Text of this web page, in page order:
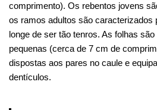
comprimento). Os rebentos jovens
os ramos adultos são caracterizados
longe de ser tão tenros. As folhas
pequenas (cerca de 7 cm de
dispostas aos pares no caule e
dentículos.